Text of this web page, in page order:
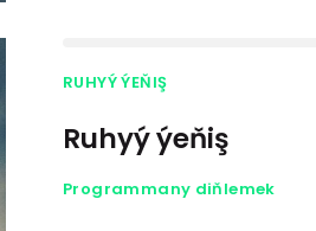
RUHYÝ ÝEŇIŞ
Ruhyý ýeňiş
Programmany diňlemek